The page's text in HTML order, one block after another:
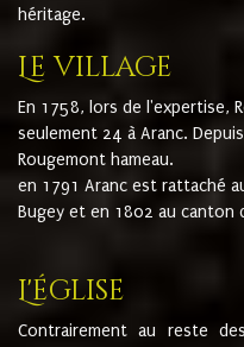
héritage.
Le village
En 1758, lors de l'expertise,
seulement 24 à Aranc.
Rougemont hameau.
en 1791 Aranc est rattaché
Bugey et en 1802 au canton
L'église
Contrairement au reste